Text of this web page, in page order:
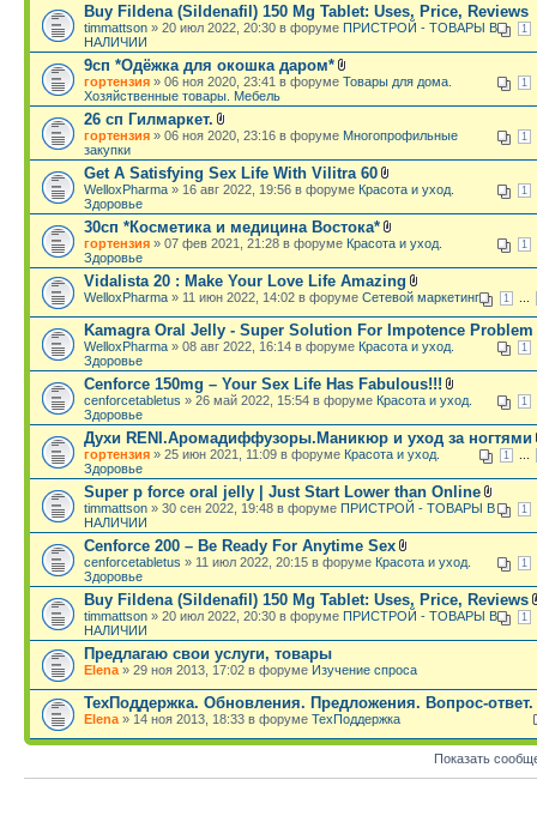
Buy Fildena (Sildenafil) 150 Mg Tablet: Uses, Price, Reviews
1
timmattson » 20 июл 2022, 20:30 в форуме ПРИСТРОЙ - ТОВАРЫ В
НАЛИЧИИ
9сп *Одёжка для окошка даром*
1
гортензия » 06 ноя 2020, 23:41 в форуме Товары для дома.
Хозяйственные товары. Мебель
26 сп Гилмаркет.
1
гортензия » 06 ноя 2020, 23:16 в форуме Многопрофильные
закупки
Get A Satisfying Sex Life With Vilitra 60
1
WelloxPharma » 16 авг 2022, 19:56 в форуме Красота и уход.
Здоровье
30сп *Косметика и медицина Востока*
1
гортензия » 07 фев 2021, 21:28 в форуме Красота и уход.
Здоровье
Vidalista 20 : Make Your Love Life Amazing
1
WelloxPharma » 11 июн 2022, 14:02 в форуме Сетевой маркетинг
Kamagra Oral Jelly - Super Solution For Impotence Problem
1
WelloxPharma » 08 авг 2022, 16:14 в форуме Красота и уход.
Здоровье
Cenforce 150mg – Your Sex Life Has Fabulous!!!
1
cenforcetabletus » 26 май 2022, 15:54 в форуме Красота и уход.
Здоровье
Духи RENI.Аромадиффузоры.Маникюр и уход за ногтями
1
гортензия » 25 июн 2021, 11:09 в форуме Красота и уход.
Здоровье
Super p force oral jelly | Just Start Lower than Online
1
timmattson » 30 сен 2022, 19:48 в форуме ПРИСТРОЙ - ТОВАРЫ В
НАЛИЧИИ
Cenforce 200 – Be Ready For Anytime Sex
1
cenforcetabletus » 11 июл 2022, 20:15 в форуме Красота и уход.
Здоровье
Buy Fildena (Sildenafil) 150 Mg Tablet: Uses, Price, Reviews
1
timmattson » 20 июл 2022, 20:30 в форуме ПРИСТРОЙ - ТОВАРЫ В
НАЛИЧИИ
Предлагаю свои услуги, товары
Elena » 29 ноя 2013, 17:02 в форуме Изучение спроса
ТехПоддержка. Обновления. Предложения. Вопрос-ответ.
Elena » 14 ноя 2013, 18:33 в форуме ТехПоддержка
Показать